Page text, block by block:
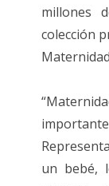
millones
colección
un bebé,